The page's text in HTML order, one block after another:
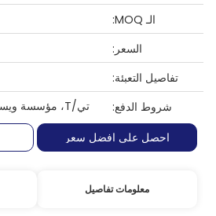
الـ MOQ:
السعر:
تفاصيل التعبئة:
شروط الدفع:
تي/T، مؤسسة ويسترن يونيون، Moneygram
احصل على افضل سعر
معلومات تفاصيل